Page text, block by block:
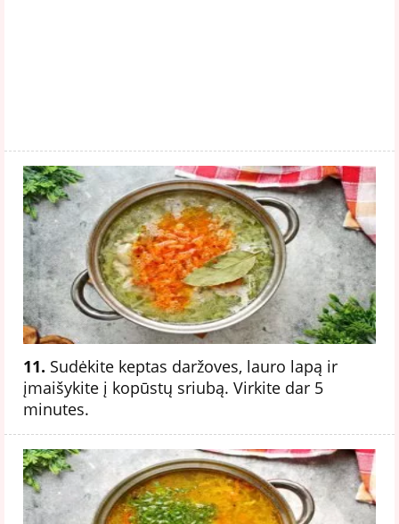
11. Sudėkite keptas daržoves, lauro lapą ir
įmaišykite į kopūstų sriubą. Virkite dar 5
minutes.